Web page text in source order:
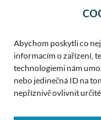
Abychom poskytli co
informacím o zařízení,
technologiemi nám
nebo jedinečná ID na
nepříznivě ovlivnit
487 881 111